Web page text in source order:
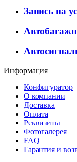
Запись на
Информация
Конфигуратор
О компании
Доставка
Оплата
Реквизиты
Фотогалерея
FAQ
Гарантия и